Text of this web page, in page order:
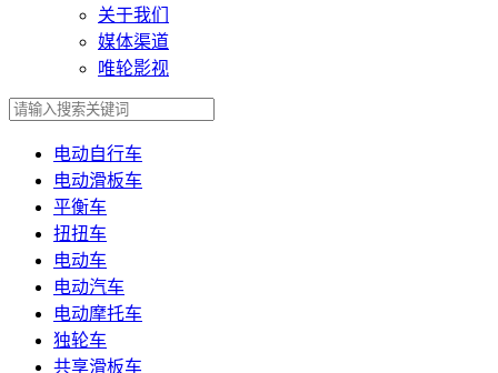
关于我们
媒体渠道
唯轮影视
电动自行车
电动滑板车
平衡车
扭扭车
电动车
电动汽车
电动摩托车
独轮车
共享滑板车